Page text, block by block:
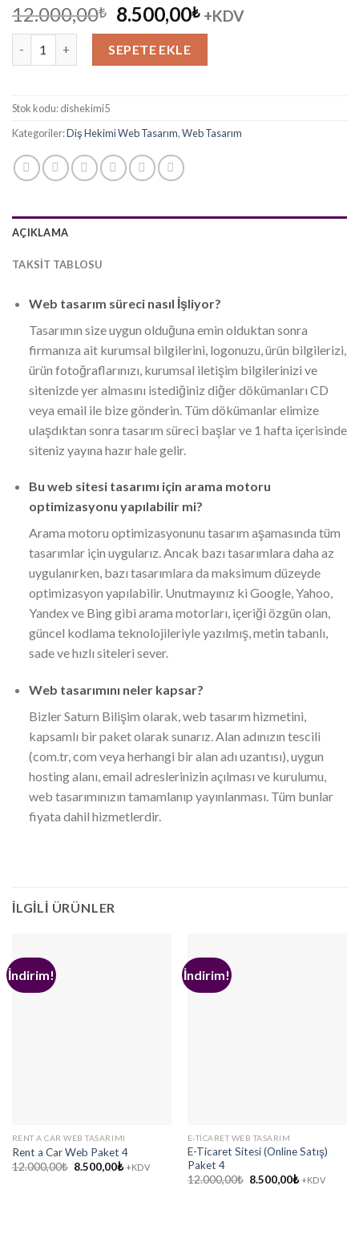
12.000,00₺ Orijinal
fiyat:
12.000,00₺.
8.500,00₺Şu
andaki
8.500,00₺.
+KDV
SEPETE EKLE
Stok kodu:dishekimi5
Kategoriler:Diş Hekimi Web Tasarım,Web Tasarım
AÇIKLAMA
TAKSIT TABLOSU
Web tasarım süreci nasıl İşliyor?
Tasarımın size uygun olduğuna emin olduktan sonra
firmanıza ait kurumsal bilgilerini, logonuzu, ürün bilgilerizi,
ürün fotoğraflarınızı, kurumsal iletişim bilgilerinizi ve
sitenizde yer almasını istediğiniz diğer dökümanları CD
veya email ile bize gönderin. Tüm dökümanlar elimize
ulaşdıktan sonra tasarım süreci başlar ve 1 hafta içerisinde
siteniz yayına hazır hale gelir.
Bu web sitesi tasarımı için arama motoru
optimizasyonu yapılabilir mi?
Arama motoru optimizasyonunu tasarım aşamasında tüm
tasarımlar için uygularız. Ancak bazı tasarımlara daha az
uygulanırken, bazı tasarımlara da maksimum düzeyde
optimizasyon yapılabilir. Unutmayınız ki Google, Yahoo,
Yandex ve Bing gibi arama motorları, içeriği özgün olan,
güncel kodlama teknolojileriyle yazılmış, metin tabanlı,
sade ve hızlı siteleri sever.
Web tasarımını neler kapsar?
Bizler Saturn Bilişim olarak, web tasarım hizmetini,
kapsamlı bir paket olarak sunarız. Alan adınızın tescili
(com.tr, com veya herhangi bir alan adı uzantısı), uygun
hosting alanı, email adreslerinizin açılması ve kurulumu,
web tasarımınızın tamamlanıp yayınlanması. Tüm bunlar
fiyata dahil hizmetlerdir.
İLGILI ÜRÜNLER
İndirim!
RENT A CAR WEB TASARIMI
Rent a Car Web Paket 4
12.000,00₺ Orijinal
8.500,00₺Şu
+KDV
İndirim!
E-TICARET WEB TASARIM
E-Ticaret Sitesi (Online Satış)
Paket 4
12.000,00₺ Orijinal
8.500,00₺Şu
+KDV